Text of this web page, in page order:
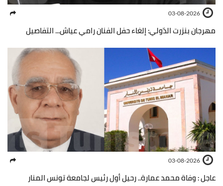
03-08-2026
مهرجان بنزرت الدّولي: إلغاء حفل الفنان رامي عياش... التفاصيل
03-08-2026
عاجل : وفاة محمد عمارة.. رحيل أول رئيس لجامعة تونس المنار